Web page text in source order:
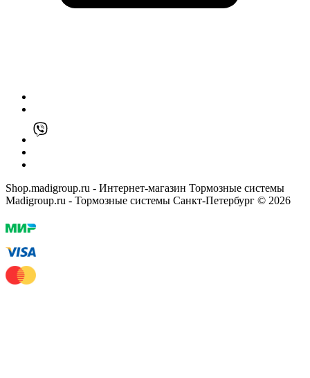
Shop.madigroup.ru - Интернет-магазин Тормозные системы
Madigroup.ru - Тормозные системы Санкт-Петербург © 2026